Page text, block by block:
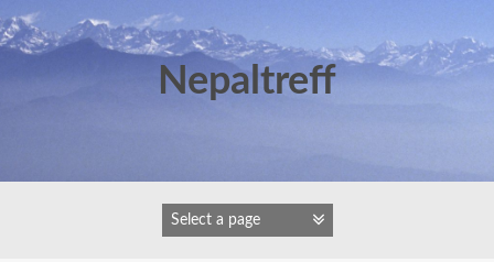
Inhalt
springen
Nepaltreff